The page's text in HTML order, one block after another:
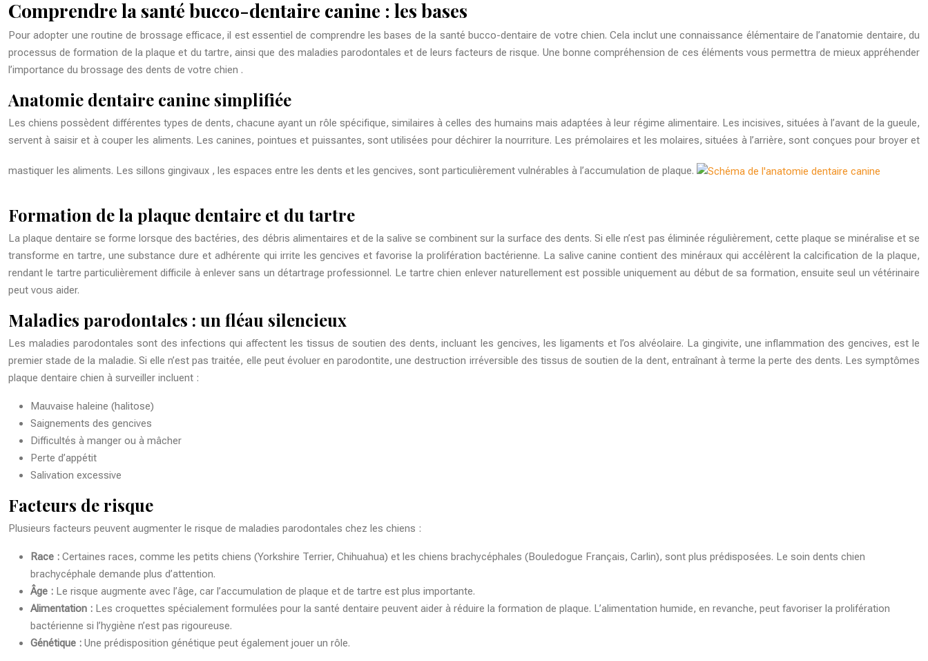
Comprendre la santé bucco-dentaire canine : les bases
Pour adopter une routine de brossage efficace, il est essentiel de comprendre les bases de la santé bucco-dentaire de votre chien. Cela inclut une connaissance élémentaire de l’anatomie dentaire, du
processus de formation de la plaque et du tartre, ainsi que des maladies parodontales et de leurs facteurs de risque. Une bonne compréhension de ces éléments vous permettra de mieux appréhender
l’importance du brossage des dents de votre chien .
Anatomie dentaire canine simplifiée
Les chiens possèdent différentes types de dents, chacune ayant un rôle spécifique, similaires à celles des humains mais adaptées à leur régime alimentaire. Les incisives, situées à l’avant de la gueule,
servent à saisir et à couper les aliments. Les canines, pointues et puissantes, sont utilisées pour déchirer la nourriture. Les prémolaires et les molaires, situées à l’arrière, sont conçues pour broyer et
mastiquer les aliments. Les sillons gingivaux , les espaces entre les dents et les gencives, sont particulièrement vulnérables à l’accumulation de plaque.
Formation de la plaque dentaire et du tartre
La plaque dentaire se forme lorsque des bactéries, des débris alimentaires et de la salive se combinent sur la surface des dents. Si elle n’est pas éliminée régulièrement, cette plaque se minéralise et se
transforme en tartre, une substance dure et adhérente qui irrite les gencives et favorise la prolifération bactérienne. La salive canine contient des minéraux qui accélèrent la calcification de la plaque,
rendant le tartre particulièrement difficile à enlever sans un détartrage professionnel. Le tartre chien enlever naturellementest possible uniquement au début de sa formation, ensuite seul un vétérinaire
peut vous aider.
Maladies parodontales : un fléau silencieux
Les maladies parodontales sont des infections qui affectent les tissus de soutien des dents, incluant les gencives, les ligaments et l’os alvéolaire. La gingivite, une inflammation des gencives, est le
premier stade de la maladie. Si elle n’est pas traitée, elle peut évoluer en parodontite, une destruction irréversible des tissus de soutien de la dent, entraînant à terme la perte des dents. Les symptômes
plaque dentaire chien à surveiller incluent :
Mauvaise haleine (halitose)
Saignements des gencives
Difficultés à manger ou à mâcher
Perte d’appétit
Salivation excessive
Facteurs de risque
Plusieurs facteurs peuvent augmenter le risque de maladies parodontales chez les chiens :
Race : Certaines races, comme les petits chiens (Yorkshire Terrier, Chihuahua) et les chiens brachycéphales (Bouledogue Français, Carlin), sont plus prédisposées. Le soin dents chien
brachycéphale demande plus d’attention.
Âge : Le risque augmente avec l’âge, car l’accumulation de plaque et de tartre est plus importante.
Alimentation : Les croquettes spécialement formulées pour la santé dentaire peuvent aider à réduire la formation de plaque. L’alimentation humide, en revanche, peut favoriser la prolifération
bactérienne si l’hygiène n’est pas rigoureuse.
Génétique : Une prédisposition génétique peut également jouer un rôle.